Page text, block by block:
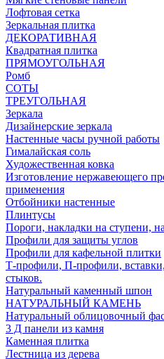
Лофтовая сетка
Зеркальная плитка
ДЕКОРАТИВНАЯ
Квадратная плитка
ПРЯМОУГОЛЬНАЯ
Ромб
СОТЫ
ТРЕУГОЛЬНАЯ
Зеркала
Дизайнерские зеркала
Настенные часы ручной работы
Гималайская соль
Художественная ковка
Изготовление нержавеющего
применения
Отбойники настенные
Плинтусы
Пороги, накладки на ступени,
Профили для защиты углов
Профили для кафельной плитки
Т-профили, П-профили,
стыков.
Натуральный каменный шпон
НАТУРАЛЬНЫЙ КАМЕНЬ
Натуральный облицовочный
3 Д панели из камня
Каменная плитка
Лестница из дерева